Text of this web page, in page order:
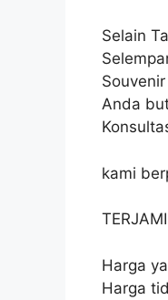
Selain
Anda
kami
Harga
Harga